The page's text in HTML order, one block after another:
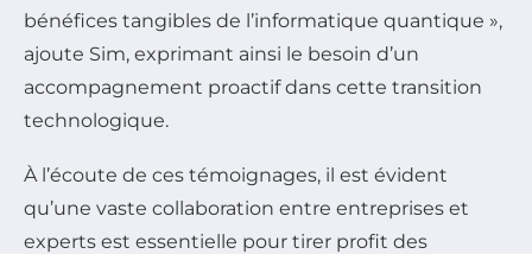
bénéfices tangibles de l’informatique quantique »,
ajoute Sim, exprimant ainsi le besoin d’un
accompagnement proactif dans cette transition
technologique.
À l’écoute de ces témoignages, il est évident
qu’une vaste collaboration entre entreprises et
experts est essentielle pour tirer profit des